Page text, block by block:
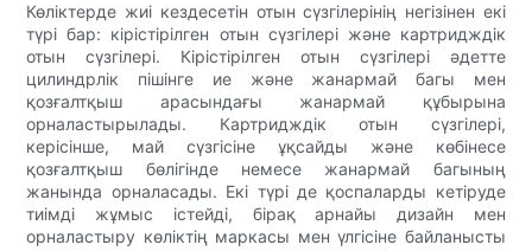
Көліктерде жиі кездесетін отын сүзгілерінің негізінен екі
түрі бар: кірістірілген отын сүзгілері және картридждік
отын сүзгілері. Кірістірілген отын сүзгілері әдетте
цилиндрлік пішінге ие және жанармай багы мен
қозғалтқыш арасындағы жанармай құбырына
орналастырылады. Картридждік отын сүзгілері,
керісінше, май сүзгісіне ұқсайды және көбінесе
қозғалтқыш бөлігінде немесе жанармай багының
жанында орналасады. Екі түрі де қоспаларды кетіруде
тиімді жұмыс істейді, бірақ арнайы дизайн мен
орналастыру көліктің маркасы мен үлгісіне байланысты